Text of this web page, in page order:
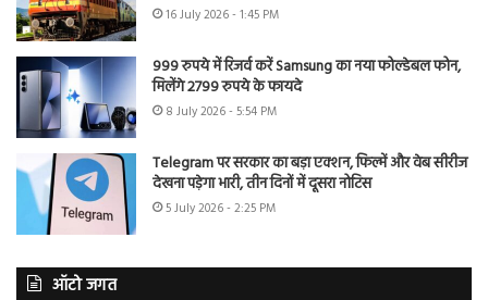
16 July 2026 - 1:45 PM
999 रुपये में रिजर्व करें Samsung का नया फोल्डेबल फोन,
मिलेंगे 2799 रुपये के फायदे
8 July 2026 - 5:54 PM
Telegram पर सरकार का बड़ा एक्शन, फिल्में और वेब सीरीज
देखना पड़ेगा भारी, तीन दिनों में दूसरा नोटिस
5 July 2026 - 2:25 PM
ऑटो जगत